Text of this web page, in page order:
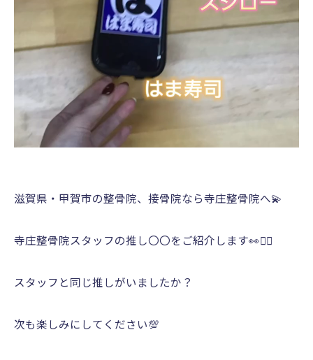
滋賀県・甲賀市の整骨院、接骨院なら寺庄整骨院へ💫
寺庄整骨院スタッフの推し〇〇をご紹介します👀︎👍🏻
スタッフと同じ推しがいましたか？
次も楽しみにしてください💯